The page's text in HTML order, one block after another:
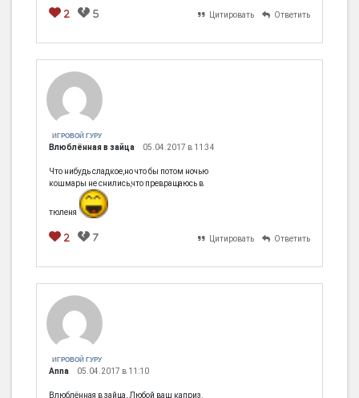
2 5 Цитировать Ответить
ИГРОВОЙ ГУРУ
Влюблённая в зайца 05.04.2017 в 11:34
Что нибудь сладкое,но что бы потом ночью
кошмары не снились,что превращаюсь в
тюленя
2 7 Цитировать Ответить
ИГРОВОЙ ГУРУ
Anna 05.04.2017 в 11:10
Влюблённая в зайца, Любой ваш каприз.